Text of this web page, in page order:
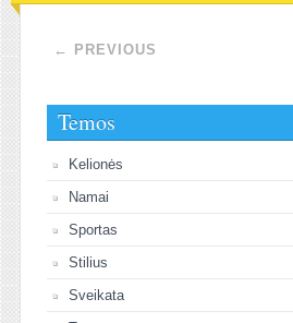
Post navigation
← PREVIOUS
Temos
Kelionės
Namai
Sportas
Stilius
Sveikata